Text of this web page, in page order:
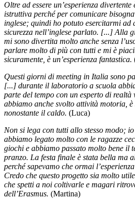
Oltre ad essere un’esperienza
istruttiva perché per comunicare
inglese; quindi ho potuto esercitarmi ad
sicurezza nell’inglese parlato. [...] Alla
mi sono divertita molto anche senza
parlare molto di più con tutti e mi è
sicuramente, è un’esperienza fantastica.
Questi giorni di meeting in Italia sono
[...] durante il laboratorio a scuola
parte del tempo con un esperto di
abbiamo anche svolto attività motoria, è
nonostante il caldo. (Luca)
Non si lega con tutti allo stesso modo;
abbiamo legato molto con le ragazze
giochi e abbiamo passato molto bene il
pranzo. La festa finale è stata bella ma
perché sapevamo che ormai
Credo che questo progetto sia molto
che spetti a noi coltivarle e magari
dell’Erasmus. (Martina)